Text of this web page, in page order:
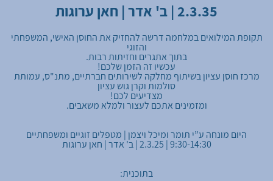
2.3.35 | ב' אדר | חאן ערוגות
תקופת המילואים במלחמה דרשה להחזיק את החוסן האישי, המשפחתי
והזוגי
בתוך אתגרים וחזיתות רבות.
עכשיו זה הזמן שלכם!
מרכז חוסן עציון בשיתוף מחלקה לשירותים חברתיים, מתנ"ס, עמותת
סולמות וקרן גוש עציון
מצדיעים לכם!
ומזמינים אתכם לעצור ולמלא משאבים.
היום מונחה ע”י תומר ומיכל ויצמן | מטפלים זוגיים ומשפחתיים
9:30-14:30 | 2.3.25 | ב' אדר | חאן ערוגות
בתוכנית: